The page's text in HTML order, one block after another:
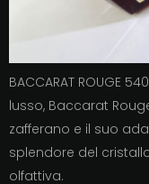
BACCARAT ROUGE
lusso, Baccarat
zafferano e il suo
splendore del
olfattiva.